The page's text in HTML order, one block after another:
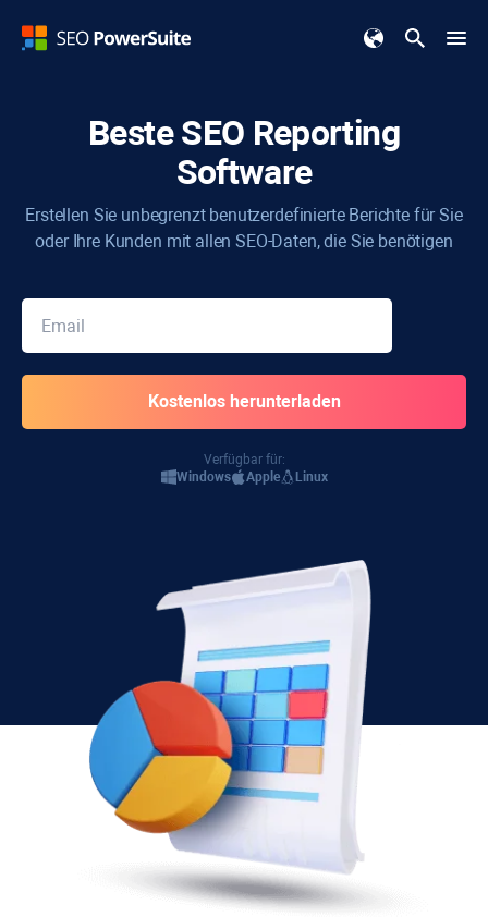
BesteSEO Reporting
Software
Erstellen Sie unbegrenzt benutzerdefinierte Berichte für Sie
oder Ihre Kunden mit allen SEO-Daten, die Sie benötigen
Verfügbar für:
Windows
Apple Linux